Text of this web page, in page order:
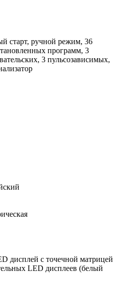
старт, ручной режим, 36
программ, 3
3 пульсозависимых,
дисплей с точечной матрицей
LED дисплеев (белый